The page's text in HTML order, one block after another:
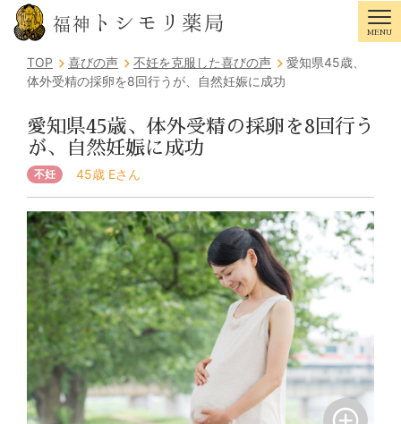
福神 トシモリ薬局 MENU
TOP
喜びの声 不妊を克服した喜びの声
愛知県45歳、
体外受精の採卵を8回行うが、自然妊娠に成功
愛知県45歳、体外受精の採卵を8回行う
が、自然妊娠に成功
不妊 45歳 Eさん